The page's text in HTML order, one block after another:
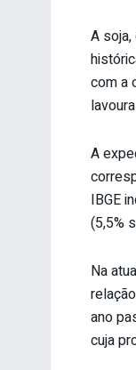
A
com a
A
IBGE
(5,5%
Na
ano
cuja